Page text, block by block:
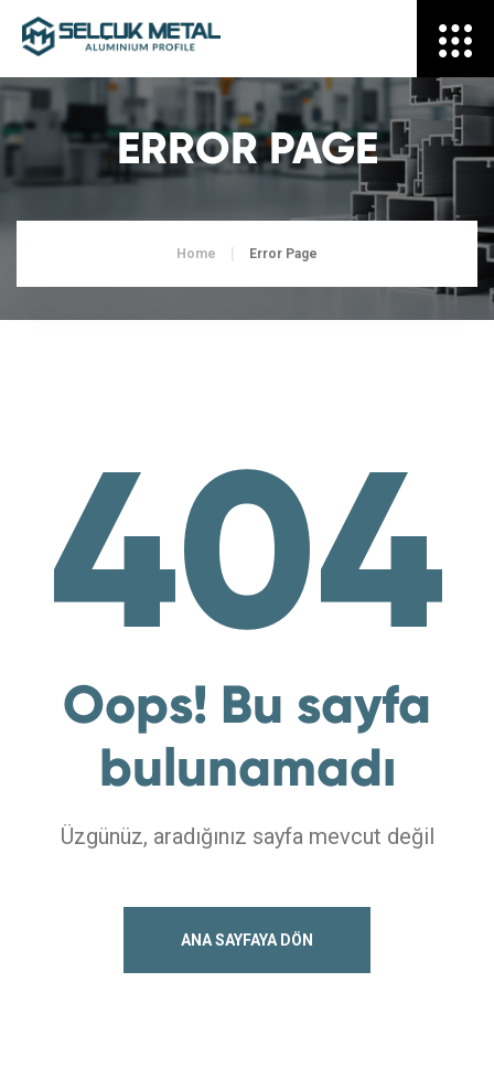
ERROR PAGE
Home Error Page
404
Oops! Bu sayfa
bulunamadı
Üzgünüz, aradığınız sayfa mevcut değil
ANA SAYFAYA DÖN